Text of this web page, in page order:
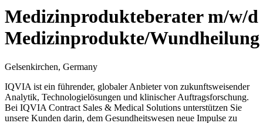
Medizinprodukteberater m/w/d
Medizinprodukte/Wundheilung
Gelsenkirchen, Germany
IQVIA ist ein führender, globaler Anbieter von zukunftsweisender
Analytik, Technologielösungen und klinischer Auftragsforschung.
Bei IQVIA Contract Sales & Medical Solutions unterstützen Sie
unsere Kunden darin, dem Gesundheitswesen neue Impulse zu